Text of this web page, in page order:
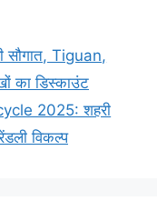
सौगात, Tiguan,
का डिस्काउंट
2025: शहरी
विकल्प